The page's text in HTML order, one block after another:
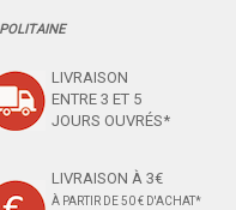
LIVRAISON
ENTRE 3 ET 5
JOURS OUVRÉS*
LIVRAISON À 3€
À PARTIR DE 50 € D'ACHAT*